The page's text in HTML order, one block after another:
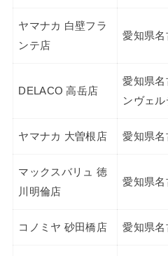
ヤマナカ 白壁フラ
ンテ店
愛知県
DELACO 高岳店
愛知県名
ンヴェ
ヤマナカ 大曽根店 愛知県名
マックスバリュ 徳
川明倫店
愛知県
コノミヤ 砂田橋店 愛知県名